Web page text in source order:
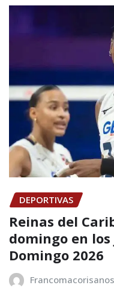
DEPORTIVAS
Reinas del
domingo en los
Domingo 2026
Francomacorisanos